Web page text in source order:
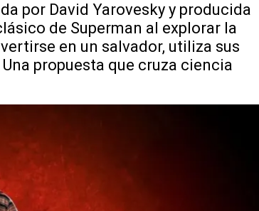
por David Yarovesky y producida
de Superman al explorar la
en un salvador, utiliza sus
propuesta que cruza ciencia